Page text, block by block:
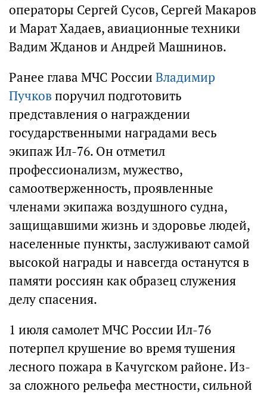
операторы Сергей Сусов, Сергей Макаров
и Марат Хадаев, авиационные техники
Вадим Жданов и Андрей Машнинов.
Ранее глава МЧС России Владимир
Пучков поручил подготовить
представления о награждении
государственными наградами весь
экипаж Ил-76. Он отметил
профессионализм, мужество,
самоотверженность, проявленные
членами экипажа воздушного судна,
защищавшими жизнь и здоровье людей,
населенные пункты, заслуживают самой
высокой награды и навсегда останутся в
памяти россиян как образец служения
делу спасения.
1 июля самолет МЧС России Ил-76
потерпел крушение во время тушения
лесного пожара в Качугском районе. Из-
за сложного рельефа местности, сильной